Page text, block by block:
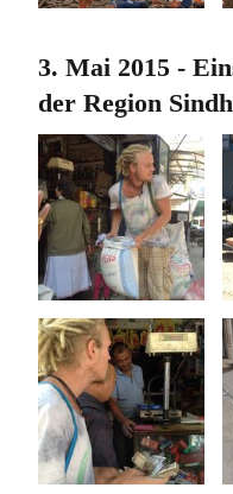
3. Mai 2015 -
der Region